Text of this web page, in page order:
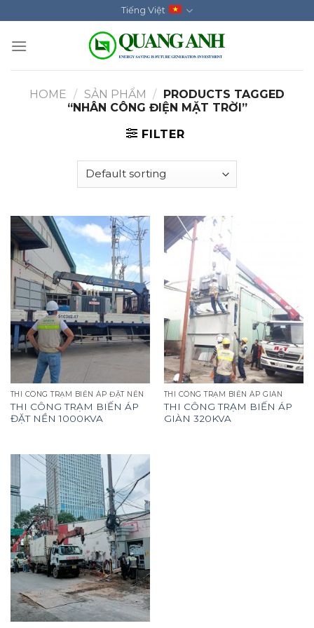
to
content
Tiếng Việt
HOME / SẢN PHẨM / PRODUCTS TAGGED
“NHÂN CÔNG ĐIỆN MẶT TRỜI”
FILTER
THI CÔNG TRẠM BIẾN ÁP ĐẶT NỀN
THI CÔNG TRẠM BIẾN ÁP
ĐẶT NỀN 1000KVA
THI CÔNG TRẠM BIẾN ÁP GIÀN
THI CÔNG TRẠM BIẾN ÁP
GIÀN 320KVA